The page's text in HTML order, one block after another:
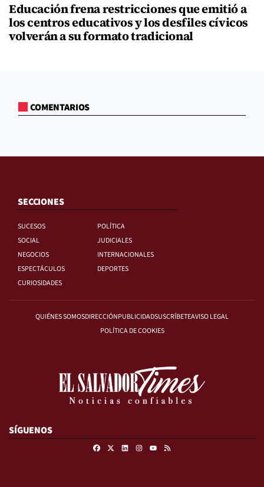
Educación frena restricciones que emitió a
los centros educativos y los desfiles cívicos
volverán a su formato tradicional
COMENTARIOS
SECCIONES
SUCESOS
POLÍTICA
SOCIAL
JUDICIALES
NEGOCIOS
INTERNACIONALES
ESPECTÁCULOS
DEPORTES
CURIOSIDADES
QUIÉNES SOMOSDIRECCIÓNPUBLICIDADSUSCRÍBETEAVISO LEGAL
POLÍTICA DE COOKIES
SÍGUENOS
FacebookLinkedinInstagram